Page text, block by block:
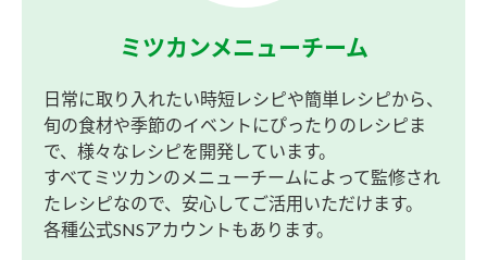
ミツカンメニューチーム
日常に取り入れたい時短レシピや簡単レシピから、
旬の食材や季節のイベントにぴったりのレシピま
で、様々なレシピを開発しています。
すべてミツカンのメニューチームによって監修され
たレシピなので、安心してご活用いただけます。
各種公式SNSアカウントもあります。